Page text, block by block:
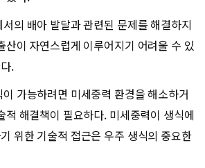
의 배아 발달과 관련된 문제를 해결하지
산이 자연스럽게 이루어지기 어려울 수 있
.
가능하려면 미세중력 환경을 해소하거
적 해결책이 필요하다. 미세중력이 생식에
위한 기술적 접근은 우주 생식의 중요한